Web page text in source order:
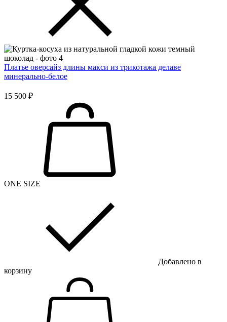
Платье оверсайз длины макси из трикотажа делаве
минерально-белое
15 500 ₽
ONE SIZE
Добавлено в
корзину